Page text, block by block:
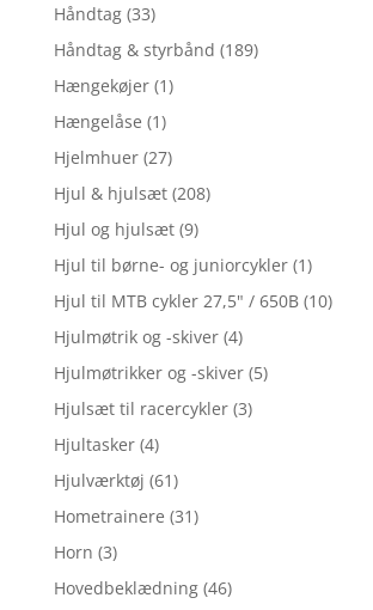
Håndtag (33)
Håndtag & styrbånd (189)
Hængekøjer (1)
Hængelåse (1)
Hjelmhuer (27)
Hjul & hjulsæt (208)
Hjul og hjulsæt (9)
Hjul til børne- og juniorcykler (1)
Hjul til MTB cykler 27,5" / 650B (10)
Hjulmøtrik og -skiver (4)
Hjulmøtrikker og -skiver (5)
Hjulsæt til racercykler (3)
Hjultasker (4)
Hjulværktøj (61)
Hometrainere (31)
Horn (3)
Hovedbeklædning (46)